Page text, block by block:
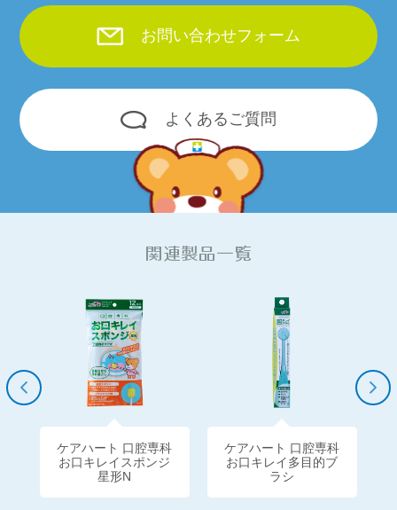
お問い合わせフォーム
よくあるご質問
関連製品一覧
ケアハート 口腔専科
お口キレイスポンジ
星形N
ケアハート 口腔専科
お口キレイ多目的ブ
ラシ